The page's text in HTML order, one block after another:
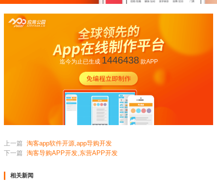
迄今为止已生成 1446438款APP
上一篇 淘客app软件开源,app导购开发
下一篇 淘客导购APP开发,东营APP开发
相关新闻